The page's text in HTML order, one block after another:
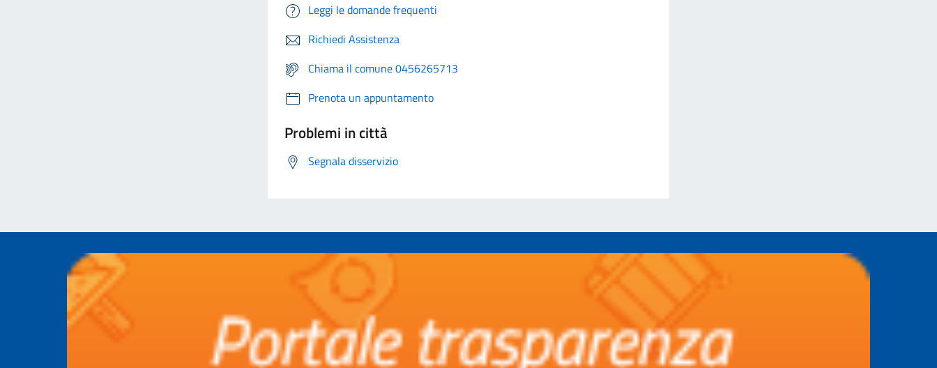
Leggi le domande frequenti
Richiedi Assistenza
Chiama il comune 0456265713
Prenota un appuntamento
Problemi in città
Segnala disservizio